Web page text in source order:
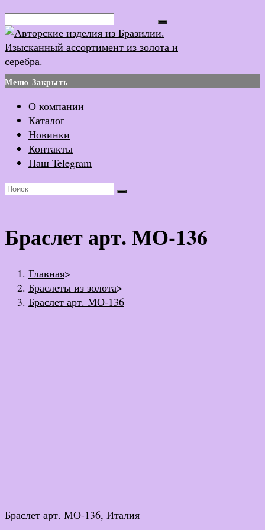
Перейти
к
содержимому
Меню Закрыть
О компании
Каталог
Новинки
Контакты
Наш Telegram
Браслет арт. МО-136
Главная>
Браслеты из золота>
Браслет арт. МО-136
Браслет арт. МО-136, Италия